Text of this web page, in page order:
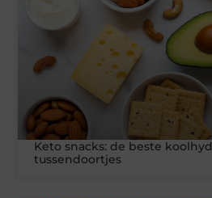
Keto snacks: de beste
tussendoortjes